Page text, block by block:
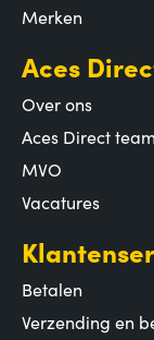
Merken
Aces
Over ons
Aces Direct team
MVO
Vacatures
Betalen
Verzending en